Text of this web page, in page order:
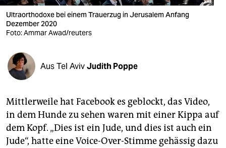
veranstaltungen
shop
fragen & hilfe
unterstützen
genossenschaft
epaper login
Ultraorthodoxe bei einem Trauerzug in Jerusalem Anfang
Dezember 2020
Foto: Ammar Awad/reuters
Aus Tel AvivJudith Poppe
Mittlerweile hat Facebook es geblockt, das Video,
in dem Hunde zu sehen waren mit einer Kippa auf
dem Kopf. „Dies ist ein Jude, und dies ist auch ein
Jude“, hatte eine Voice-Over-Stimme gehässig dazu